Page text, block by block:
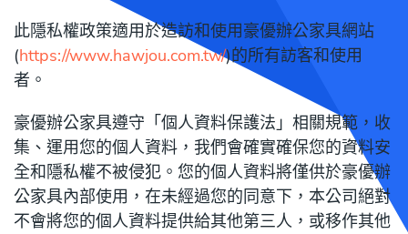
此隱私權政策適用於造訪和使用豪優辦公家具網站
(https://www.hawjou.com.tw/)的所有訪客和使用
者。
豪優辦公家具遵守「個人資料保護法」相關規範，收
集、運用您的個人資料，我們會確實確保您的資料安
全和隱私權不被侵犯。您的個人資料將僅供於豪優辦
公家具內部使用，在未經過您的同意下，本公司絕對
不會將您的個人資料提供給其他第三人，或移作其他